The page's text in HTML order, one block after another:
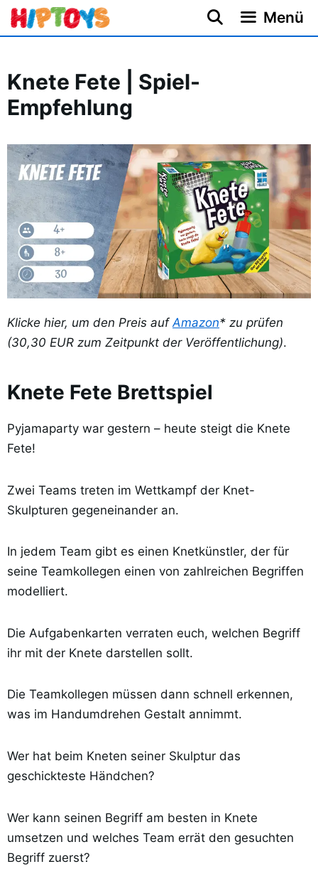
Zum
Inhalt
Menü
Knete Fete | Spiel-
Empfehlung
Klicke hier, um den Preis aufAmazon* zu prüfen
(30,30 EUR zum Zeitpunkt der Veröffentlichung).
Knete Fete Brettspiel
Pyjamaparty war gestern – heute steigt die Knete
Fete!
Zwei Teams treten im Wettkampf der Knet-
Skulpturen gegeneinander an.
In jedem Team gibt es einen Knetkünstler, der für
seine Teamkollegen einen von zahlreichen Begriffen
modelliert.
Die Aufgabenkarten verraten euch, welchen Begriff
ihr mit der Knete darstellen sollt.
Die Teamkollegen müssen dann schnell erkennen,
was im Handumdrehen Gestalt annimmt.
Wer hat beim Kneten seiner Skulptur das
geschickteste Händchen?
Wer kann seinen Begriff am besten in Knete
umsetzen und welches Team errät den gesuchten
Begriff zuerst?